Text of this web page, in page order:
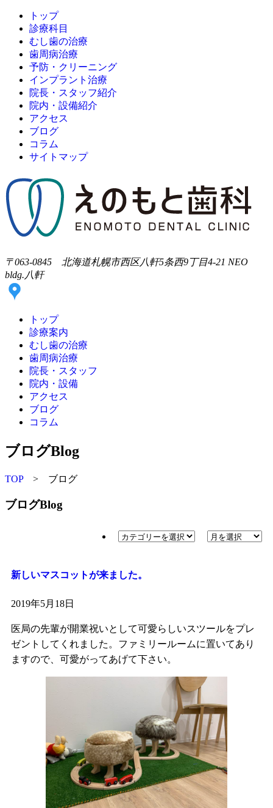
トップ
診療科目
むし歯の治療
歯周病治療
予防・クリーニング
インプラント治療
院長・スタッフ紹介
院内・設備紹介
アクセス
ブログ
コラム
サイトマップ
〒063-0845 北海道札幌市西区八軒5条西9丁目4-21 NEO
bldg.八軒
トップ
診療案内
むし歯の治療
歯周病治療
院長・スタッフ
院内・設備
アクセス
ブログ
コラム
ブログBlog
TOP> ブログ
ブログBlog
新しいマスコットが来ました。
2019年5月18日
医局の先輩が開業祝いとして可愛らしいスツールをプレ
ゼントしてくれました。ファミリールームに置いてあり
ますので、可愛がってあげて下さい。